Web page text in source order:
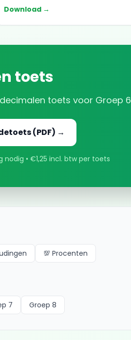
Download →
toets
decimalen toets voor Groep 6
(PDF) →
• €1,25 incl. btw per toets
💯 Procenten
7 Groep 8